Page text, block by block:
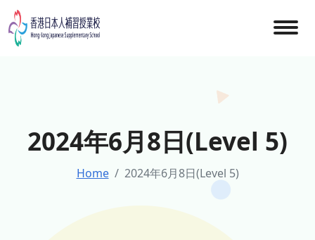
Skip
to
content
2024年6月8日(Level 5)
Home 2024年6月8日(Level 5)